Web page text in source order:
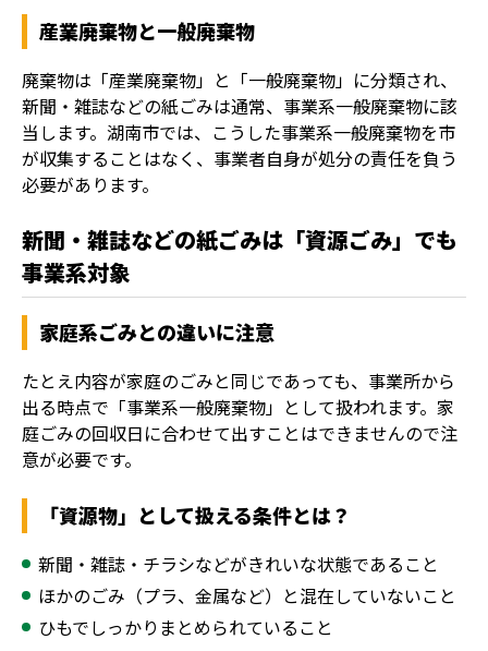
産業廃棄物と一般廃棄物
廃棄物は「産業廃棄物」と「一般廃棄物」に分類され、
新聞・雑誌などの紙ごみは通常、事業系一般廃棄物に該
当します。湖南市では、こうした事業系一般廃棄物を市
が収集することはなく、事業者自身が処分の責任を負う
必要があります。
新聞・雑誌などの紙ごみは「資源ごみ」でも
事業系対象
家庭系ごみとの違いに注意
たとえ内容が家庭のごみと同じであっても、事業所から
出る時点で「事業系一般廃棄物」として扱われます。家
庭ごみの回収日に合わせて出すことはできませんので注
意が必要です。
「資源物」として扱える条件とは？
新聞・雑誌・チラシなどがきれいな状態であること
ほかのごみ（プラ、金属など）と混在していないこと
ひもでしっかりまとめられていること